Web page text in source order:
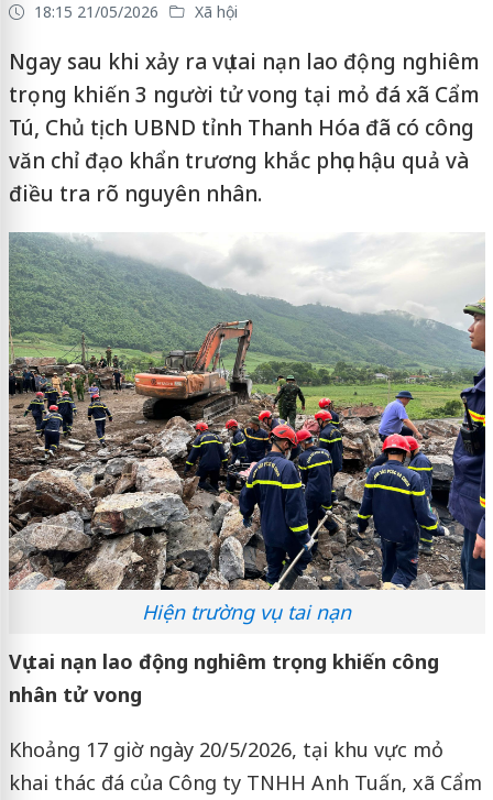
18:15 21/05/2026 Xã hội
Ngay sau khi xảy ra vụ tai nạn lao động nghiêm
trọng khiến 3 người tử vong tại mỏ đá xã Cẩm
Tú, Chủ tịch UBND tỉnh Thanh Hóa đã có công
văn chỉ đạo khẩn trương khắc phục hậu quả và
điều tra rõ nguyên nhân.
Hiện trường vụ tai nạn
Vụ tai nạn lao động nghiêm trọng khiến công
nhân tử vong
Khoảng 17 giờ ngày 20/5/2026, tại khu vực mỏ
khai thác đá của Công ty TNHH Anh Tuấn, xã Cẩm